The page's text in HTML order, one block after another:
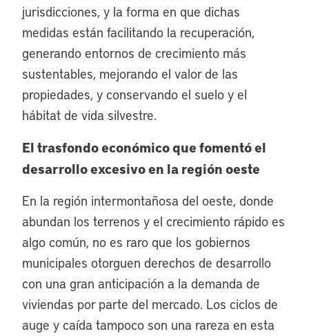
jurisdicciones, y la forma en que dichas
medidas están facilitando la recuperación,
generando entornos de crecimiento más
sustentables, mejorando el valor de las
propiedades, y conservando el suelo y el
hábitat de vida silvestre.
El trasfondo económico que fomentó el
desarrollo excesivo en la región oeste
En la región intermontañosa del oeste, donde
abundan los terrenos y el crecimiento rápido es
algo común, no es raro que los gobiernos
municipales otorguen derechos de desarrollo
con una gran anticipación a la demanda de
viviendas por parte del mercado. Los ciclos de
auge y caída tampoco son una rareza en esta